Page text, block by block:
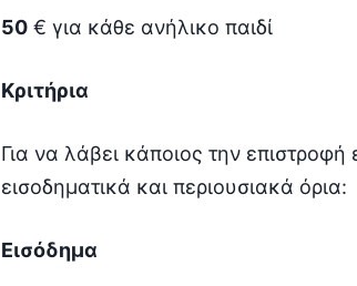
50€ για κάθε ανήλικο παιδί
Κριτήρια
Για να λάβει κάποιος την
εισοδηματικά και περιουσιακά όρια:
Εισόδημα